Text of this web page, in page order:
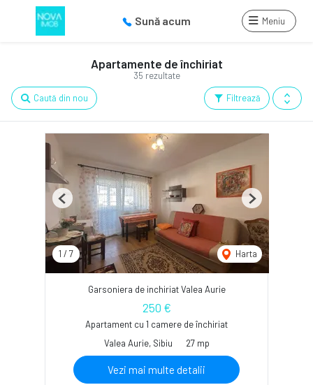
Sună acum Meniu
35 rezultate
Apartamente de închiriat
Filtrează
Caută din nou
1 / 7 Harta
Previous Next
Garsoniera de inchiriat Valea Aurie
250 €
Apartament cu 1 camere de închiriat
Valea Aurie, Sibiu
27 mp
Vezi mai multe detalii